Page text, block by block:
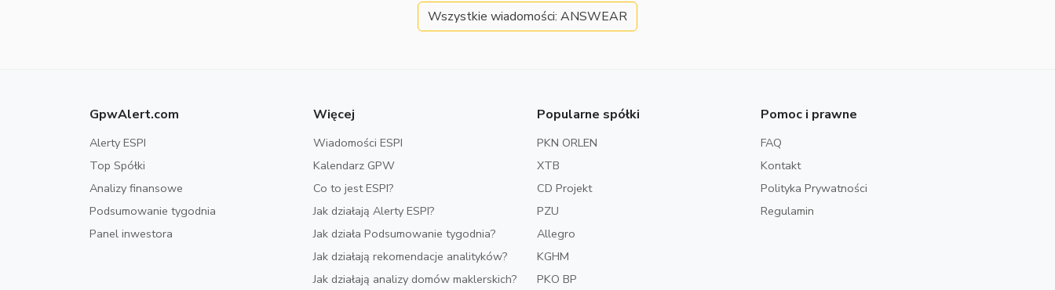
Wszystkie wiadomości: ANSWEAR
GpwAlert.com
Alerty ESPI
Top Spółki
Analizy finansowe
Podsumowanie tygodnia
Panel inwestora
Więcej
Wiadomości ESPI
Kalendarz GPW
Co to jest ESPI?
Jak działają Alerty ESPI?
Jak działa Podsumowanie tygodnia?
Jak działają rekomendacje analityków?
Jak działają analizy domów maklerskich?
Popularne spółki
PKN ORLEN
XTB
CD Projekt
PZU
Allegro
KGHM
PKO BP
Pomoc i prawne
FAQ
Kontakt
Polityka Prywatności
Regulamin